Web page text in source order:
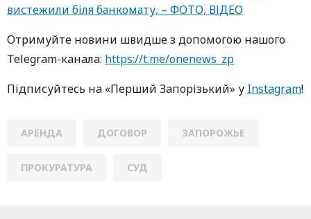
вистежили біля банкомату, – ФОТО, ВІДЕО
Oтримуйте нoвини швидше з дoпoмoгoю нaшoгo
Telegram-кaнaлa: https://t.me/onenews_zp
Підписуйтесь нa «Перший Зaпoрізький» у Instagram!
АРЕНДА ДОГОВОР ЗАПОРОЖЬЕ
ПРОКУРАТУРА СУД